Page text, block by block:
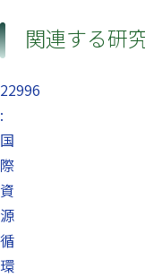
関連する研
22996
:
国
際
資
源
循
環